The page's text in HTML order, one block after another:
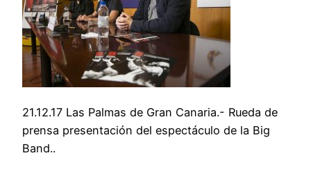
21.12.17 Las Palmas de Gran Canaria.- Rueda de
prensa presentación del espectáculo de la Big
Band..